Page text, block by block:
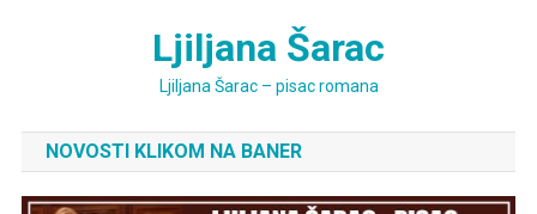
Ljiljana Šarac
Ljiljana Šarac – pisac romana
NOVOSTI KLIKOM NA BANER